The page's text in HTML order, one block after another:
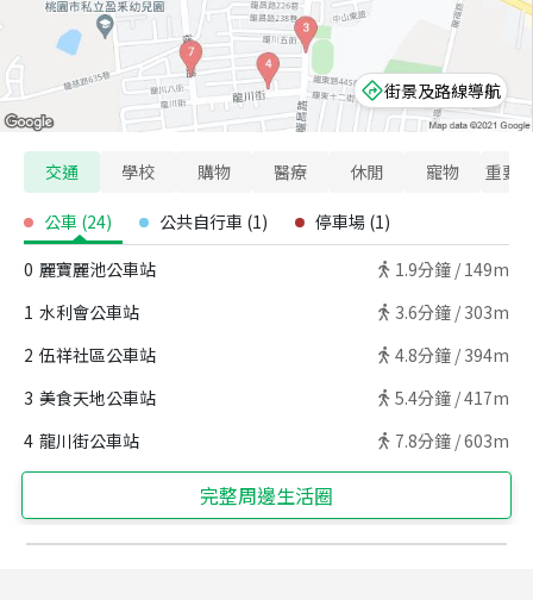
街景及路線導航
交通 學校 購物 醫療 休閒 寵物 重要
公車 (24) 公共自行車 (1) 停車場 (1)
0 麗寶麗池公車站 1.9分鐘 / 149m
1 水利會公車站 3.6分鐘 / 303m
2 伍祥社區公車站 4.8分鐘 / 394m
3 美食天地公車站 5.4分鐘 /417m
4 龍川街公車站 7.8分鐘 /603m
完整周邊生活圈